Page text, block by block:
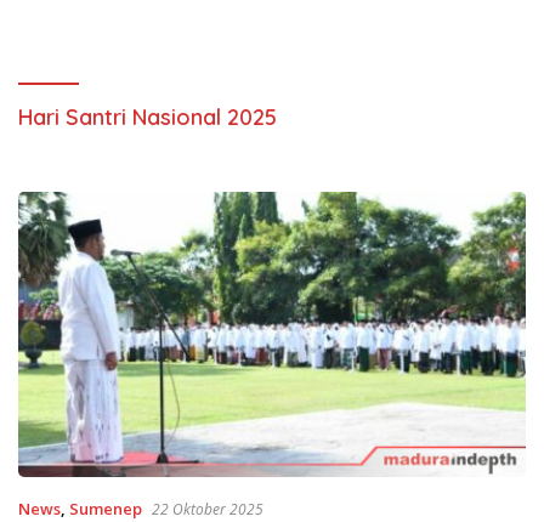
Hari Santri Nasional 2025
News, Sumenep 22 Oktober 2025